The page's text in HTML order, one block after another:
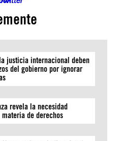
justicia internacional deben
del gobierno por ignorar
revela la necesidad
de derechos